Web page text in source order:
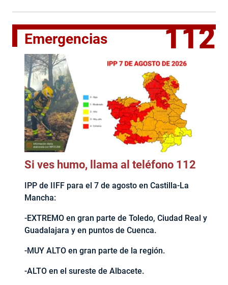
Emergencias 112
Si ves humo, llama al teléfono 112
IPP de IIFF para el 7 de agosto en Castilla-La
Mancha:
-EXTREMO en gran parte de Toledo, Ciudad Real y
Guadalajara y en puntos de Cuenca.
-MUY ALTO en gran parte de la región.
-ALTO en el sureste de Albacete.